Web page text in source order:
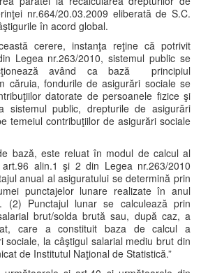
nr.664/20.03.2009 eliberată de S.C.
în acord global.
cerere, instanţa reţine că potrivit
Legea nr.263/2010, sistemul public se
având ca bază principiul
căruia, fondurile de asigurări sociale se
datorate de persoanele fizice şi
sistemul public, drepturile de asigurări
temeiul contribuţiilor de asigurări sociale
bază, este reluat în modul de calcul al
alin.1 şi 2 din Legea nr.263/2010
anual al asiguratului se determină prin
punctajelor lunare realizate în anul
(2) Punctajul lunar se calculează prin
brut/solda brută sau, după caz, a
care a constituit baza de calcul a
sociale, la câştigul salarial mediu brut din
de Institutul Naţional de Statistică.”